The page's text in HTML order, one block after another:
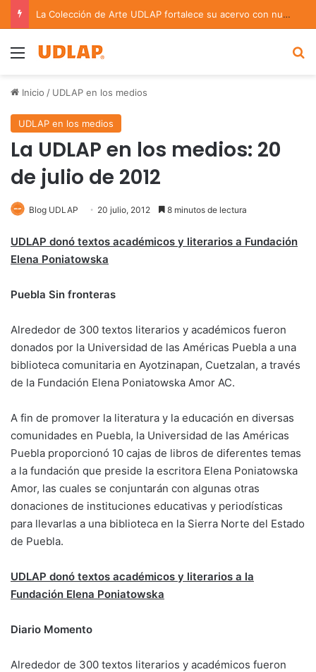
La Colección de Arte UDLAP fortalece su acervo con nuevas obras de artistas emergentes y consolidados
Menu
Inicio / UDLAP en los medios
UDLAP en los medios
La UDLAP en los medios: 20
de julio de 2012
Blog UDLAP 20 julio, 2012 8 minutos de lectura
UDLAP donó textos académicos y literarios a Fundación
Elena Poniatowska
Puebla Sin fronteras
Alrededor de 300 textos literarios y académicos fueron
donados por la Universidad de las Américas Puebla a una
biblioteca comunitaria en Ayotzinapan, Cuetzalan, a través
de la Fundación Elena Poniatowska Amor AC.
A fin de promover la literatura y la educación en diversas
comunidades en Puebla, la Universidad de las Américas
Puebla proporcionó 10 cajas de libros de diferentes temas
a la fundación que preside la escritora Elena Poniatowska
Amor, las cuales se conjuntarán con algunas otras
donaciones de instituciones educativas y periodísticas
para llevarlas a una biblioteca en la Sierra Norte del Estado
de Puebla.
UDLAP donó textos académicos y literarios a la
Fundación Elena Poniatowska
Diario Momento
Alrededor de 300 textos literarios y académicos fueron